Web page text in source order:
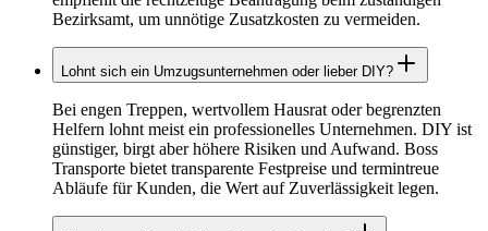
Bezirksamt, um unnötige Zusatzkosten zu vermeiden.
Lohnt sich ein Umzugsunternehmen oder lieber DIY?
Bei engen Treppen, wertvollem Hausrat oder begrenzten
Helfern lohnt meist ein professionelles Unternehmen. DIY ist
günstiger, birgt aber höhere Risiken und Aufwand. Boss
Transporte bietet transparente Festpreise und termintreue
Abläufe für Kunden, die Wert auf Zuverlässigkeit legen.